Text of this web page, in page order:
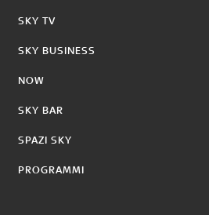
SKY TV
SKY BUSINESS
NOW
SKY BAR
SPAZI SKY
PROGRAMMI